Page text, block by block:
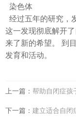
染色体
经过五年的研究，
这一发现彻底解开
来了新的希望。
到
发育和活动。
上一篇：帮助自闭症孩
下一篇：建立适合自闭